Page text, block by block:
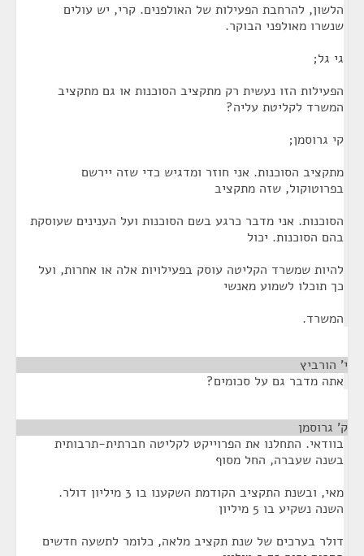
הלשון, להרחבת הפעילות של האולפנים. קרי, יש עולים
שנשרו מאולפני הבוקר.
גי גל;
הפעילות הזו נעשית רק מתקציב הסוכנות או גם מתקציב
המשרד לקליטת עליה?
קי גרוסמן;
מתקציב הסוכנות. אני חוזר ומדגיש כדי שזה יירשם
בפרוטוקול, שזה מתקציב
הסוכנות. אני מדבר כרגע בשם הסוכנות ועל הענינים שעוסקת
בהם הסוכנות. יכול
להיות שמשרד הקליטה עוסק בפעילויות אלה או אחרות, ועל
כך תוכלו לשמוע מאנשי
המשרד.
י' הורביץ
אתה מדבר גם על סכומים?
ק' גרוסמן
בוודאי. התחלנו את הפרוייקט לקליטה חברתית-תרבותית
בשנה שעברה, החל מסוף
מאי, ובשנת התקציב הקודמת השקענו בו 3 מיליון דולר.
השנה נשקיע בו 5 מיליון
דולר בערכים של שנת תקציב מלאה, כלומר לתשעה חדשים